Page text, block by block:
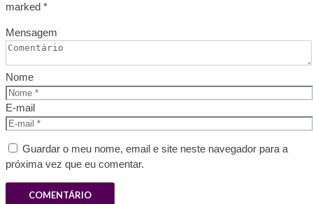
marked *
Mensagem
Nome
E-mail
Guardar o meu nome, email e site neste navegador para a
próxima vez que eu comentar.